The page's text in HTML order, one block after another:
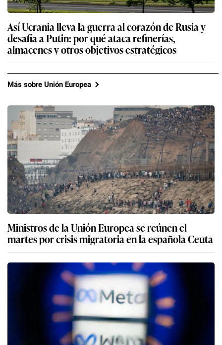
Así Ucrania lleva la guerra al corazón de Rusia y
desafía a Putin: por qué ataca refinerías,
almacenes y otros objetivos estratégicos
Más sobre Unión Europea
Ministros de la Unión Europea se reúnen el
martes por crisis migratoria en la española Ceuta